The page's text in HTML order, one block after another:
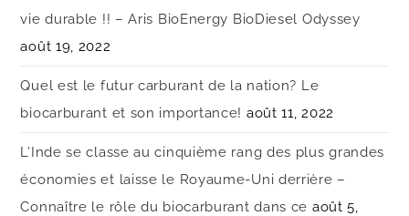
vie durable !! – Aris BioEnergy BioDiesel Odyssey
août 19, 2022
Quel est le futur carburant de la nation? Le
biocarburant et son importance! août 11, 2022
L’Inde se classe au cinquième rang des plus grandes
économies et laisse le Royaume-Uni derrière –
Connaître le rôle du biocarburant dans ce août 5,